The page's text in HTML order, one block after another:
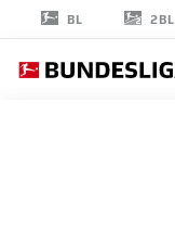
BL 2BL